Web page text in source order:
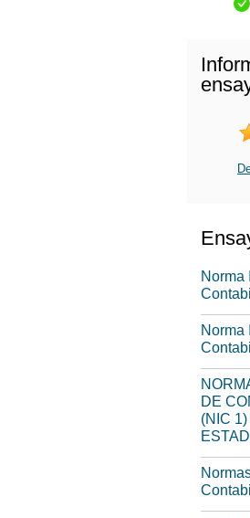
Norma
Norma
DE
(NIC